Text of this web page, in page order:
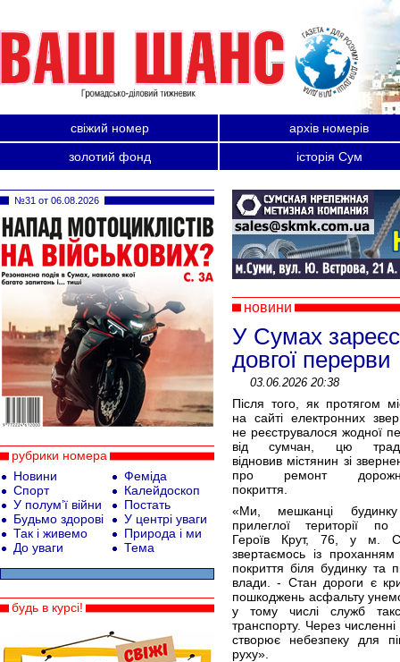
свіжий номер
архів номерів
золотий фонд
історія Сум
новини
У Сумах
довгої перерви
03.06.2026 20:38
Після того, як протягом
на сайті електронних
не реєструвалося жодної
від сумчан, цю
відновив містянин зі
про ремонт
покриття.
«Ми, мешканці
прилеглої території по
Героїв Крут, 76, у м.
звертаємось із
покриття біля будинку та
влади. - Стан дороги є
пошкоджень асфальту
у тому числі служб
транспорту. Через
створює небезпеку для
руху».
№31 от 06.08.2026
рубрики номера
Новини
Спорт
У полум’ї війни
Будьмо здорові
Так і живемо
До уваги
Феміда
Калейдоскоп
Постать
У центрі уваги
Природа і ми
Тема
будь в курсі!